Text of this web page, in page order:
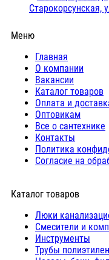
Старокорсунская,
Меню
Главная
О компании
Вакансии
Каталог товаров
Оплата и
Оптовикам
Все о сантехнике
Контакты
Политика
Согласие на
Каталог товаров
Люки
Cмесители и
Инструменты
Трубы